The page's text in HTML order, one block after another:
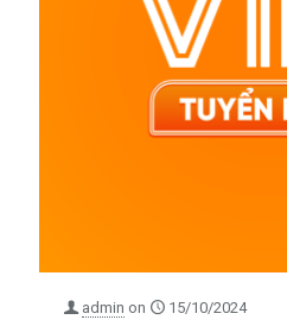
admin on 15/10/2024